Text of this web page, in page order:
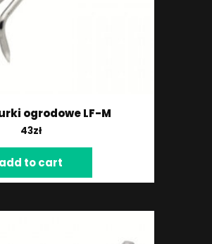
ogrodowe LF-M
43zł
add to cart